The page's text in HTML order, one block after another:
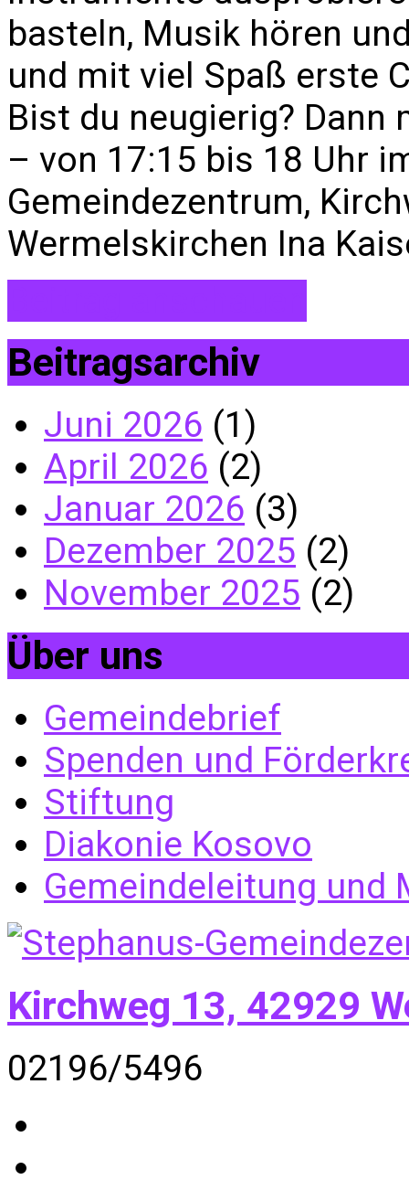
basteln, Musik hören
und mit viel Spaß erste
Bist du neugierig?
– von 17:15 bis 18 Uhr
Gemeindezentrum,
Wermelskirchen Ina
Beitragsarchiv
Juni 2026 (1)
April 2026 (2)
Januar 2026 (3)
Dezember 2025 (2)
November 2025 (2)
Über uns
Gemeindebrief
Spenden und
Stiftung
Diakonie Kosovo
Gemeindeleitung und
Kirchweg 13, 42929
02196/5496